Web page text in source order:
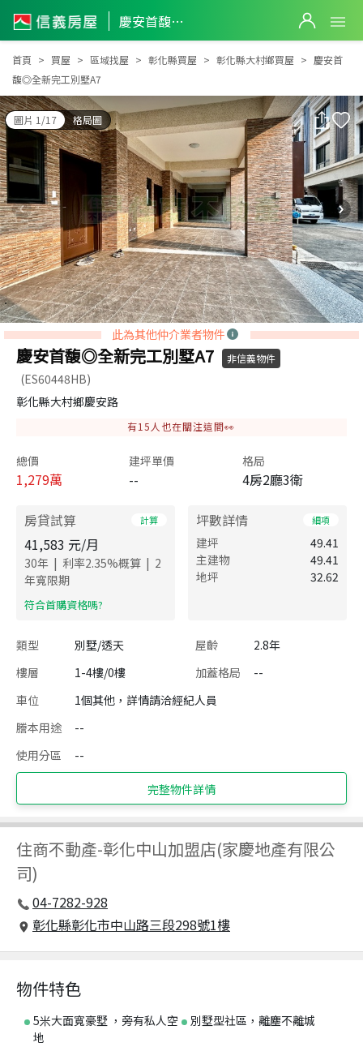
慶安首馥◎全新完工別墅A7
慶安首馥◎全新完工別墅A7
首頁 買屋 區域找屋 彰化縣買屋 彰化縣大村鄉買屋
慶安首
馥◎全新完工別墅A7
圖片 1/17 格局圖
此為其他仲介業者物件
慶安首馥◎全新完工別墅A7 非信義物件
(ES60448HB)
彰化縣大村鄉慶安路
有15 人也在關注這間👀
總價
1,279萬
建坪單價
--
格局
4房2廳3衛
房貸試算 計算
41,583 元/月
30年 | 利率2.35%概算 | 2
年寬限期
​符合首購資格嗎?
坪數詳情 細項
建坪
49.41
主建物
49.41
地坪
32.62
類型 別墅/透天 屋齡
2.8年
樓層
1-4樓/0樓 加蓋格局
--
車位
1個其他，詳情請洽經紀人員
謄本用途
--
使用分區
--
完整物件詳情
住商不動產-彰化中山加盟店(家慶地產有限公
司)
04-7282-928
彰化縣彰化市中山路三段298號1樓
物件特色
5米大面寬豪墅 ，旁有私人空
地
別墅型社區，離塵不離城